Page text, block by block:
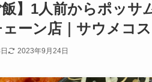
飯】1人前からポッ
ーン店｜サウメコス
2023年9月24日